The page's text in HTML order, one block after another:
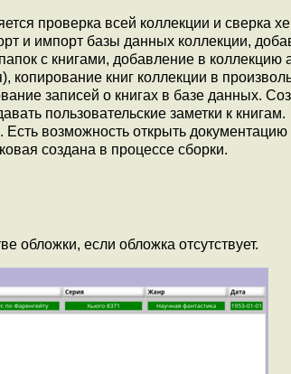
проверка всей коллекции и сверка
и импорт базы данных коллекции,
с книгами, добавление в коллекцию
копирование книг коллекции в
записей о книгах в базе данных.
пользовательские заметки к книгам.
возможность открыть документацию
создана в процессе сборки.
обложки, если обложка отсутствует.